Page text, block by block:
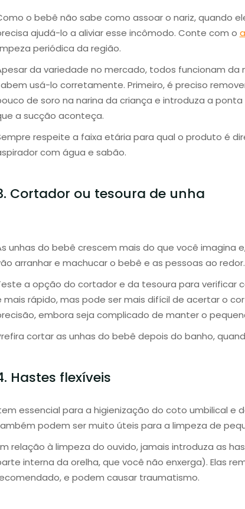
o bebê não sabe como assoar o nariz, quando
ajudá-lo a aliviar esse incômodo. Conte com o
periódica da região.
da variedade no mercado, todos funcionam
usá-lo corretamente. Primeiro, é preciso
de soro na narina da criança e introduza a
a sucção aconteça.
respeite a faixa etária para qual o produto é
com água e sabão.
Cortador ou tesoura de unha
unhas do bebê crescem mais do que você imagina
arranhar e machucar o bebê e as pessoas ao
a opção do cortador e da tesoura para verificar
mais rápido, mas pode ser mais difícil de acertar o
embora seja complicado de manter o
cortar as unhas do bebê depois do banho,
Hastes flexíveis
essencial para a higienização do coto umbilical e
podem ser muito úteis para a limpeza de
relação à limpeza do ouvido, jamais introduza as
interna da orelha, que você não enxerga). Elas
e podem causar traumatismo.